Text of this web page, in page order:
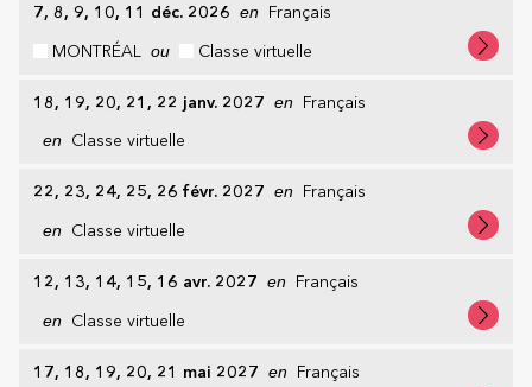
7, 8, 9, 10, 11 déc. 2026 en
Français
MONTRÉAL ou Classe virtuelle
18, 19, 20, 21, 22 janv. 2027 en Français
en Classe virtuelle
22, 23, 24, 25, 26 févr. 2027 en Français
en Classe virtuelle
12, 13, 14, 15, 16 avr. 2027 en Français
en Classe virtuelle
17, 18, 19, 20, 21 mai 2027 en Français